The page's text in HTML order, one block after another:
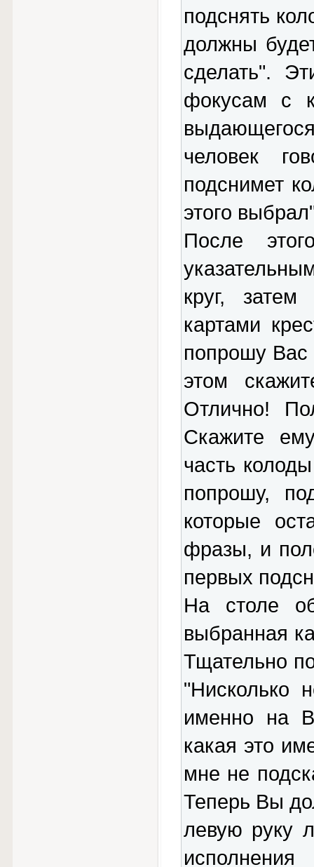
подснять
должны
сделать".
фокусам с
человек
подснимет
этого
После
круг,
картами
попрошу Вас
этом
Отлично!
Скажите
часть
попрошу,
которые
фразы, и
первых
На столе
выбранная
Тщательно
"Нисколько
именно на
какая это
мне не
Теперь Вы
левую руку